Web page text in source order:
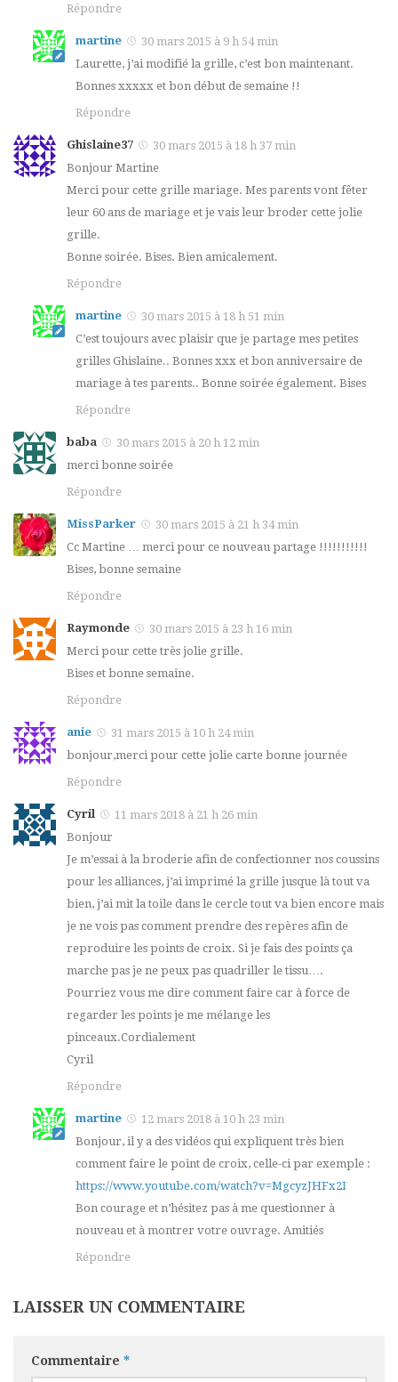
Répondre
martine
30 mars 2015 à 9 h 54 min
Laurette, j’ai modifié la grille, c’est bon maintenant.
Bonnes xxxxx et bon début de semaine !!
Répondre
Ghislaine37
30 mars 2015 à 18 h 37 min
Bonjour Martine
Merci pour cette grille mariage. Mes parents vont fêter
leur 60 ans de mariage et je vais leur broder cette jolie
grille.
Bonne soirée. Bises. Bien amicalement.
Répondre
martine
30 mars 2015 à 18 h 51 min
C’est toujours avec plaisir que je partage mes petites
grilles Ghislaine.. Bonnes xxx et bon anniversaire de
mariage à tes parents.. Bonne soirée également. Bises
Répondre
baba
30 mars 2015 à 20 h 12 min
merci bonne soirée
Répondre
MissParker
30 mars 2015 à 21 h 34 min
Cc Martine … merci pour ce nouveau partage !!!!!!!!!!!
Bises, bonne semaine
Répondre
Raymonde
30 mars 2015 à 23 h 16 min
Merci pour cette très jolie grille.
Bises et bonne semaine.
Répondre
anie
31 mars 2015 à 10 h 24 min
bonjour,merci pour cette jolie carte bonne journée
Répondre
Cyril
11 mars 2018 à 21 h 26 min
Bonjour
Je m’essai à la broderie afin de confectionner nos coussins
pour les alliances, j’ai imprimé la grille jusque là tout va
bien, j’ai mit la toile dans le cercle tout va bien encore mais
je ne vois pas comment prendre des repères afin de
reproduire les points de croix. Si je fais des points ça
marche pas je ne peux pas quadriller le tissu….
Pourriez vous me dire comment faire car à force de
regarder les points je me mélange les
pinceaux.Cordialement
Cyril
Répondre
martine
12 mars 2018 à 10 h 23 min
Bonjour, il y a des vidéos qui expliquent très bien
comment faire le point de croix, celle-ci par exemple :
https://www.youtube.com/watch?v=MgcyzJHFx2I
Bon courage et n’hésitez pas à me questionner à
nouveau et à montrer votre ouvrage. Amitiés
Répondre
LAISSER UN COMMENTAIRE
Commentaire *